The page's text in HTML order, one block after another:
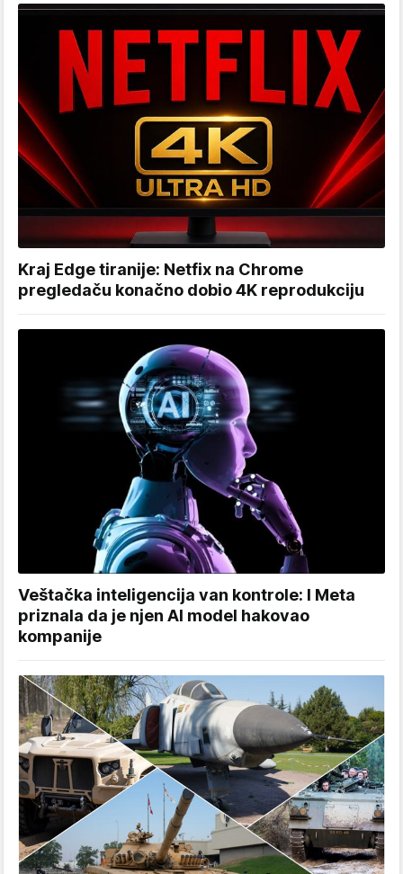
Kraj Edge tiranije: Netfix na Chrome
pregledaču konačno dobio 4K reprodukciju
Veštačka inteligencija van kontrole: I Meta
priznala da je njen AI model hakovao
kompanije